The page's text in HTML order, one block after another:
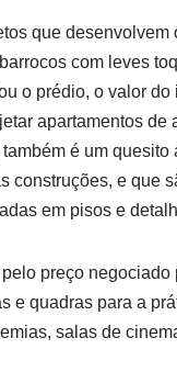
que desenvolvem
com leves
o prédio, o valor
apartamentos
é um
construções, e que
em pisos e
pelo preço negociado
e quadras para a
salas de